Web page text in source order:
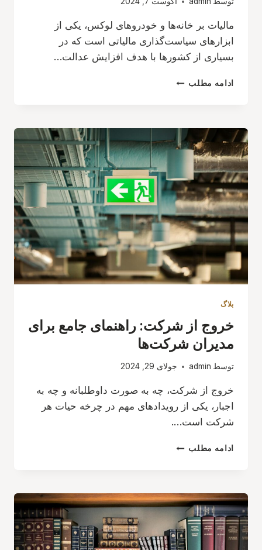
مالیات بر خانه‌ها و خودروهای لوکس، یکی از
ابزارهای سیاست‌گذاری مالیاتی است که در
بسیاری از کشورها با هدف افزایش عدالت…
ادامه مطلب مالیات
خودروهای
لوکس
بلاگ
خروج از شرکت: راهنمای جامع برای
مدیران شرکت‌ها
توسط admin جولای 29, 2024
خروج از شرکت، چه به صورت داوطلبانه و چه به
اجبار، یکی از رویدادهای مهم در چرخه حیات هر
شرکت است….
ادامه مطلب خروج
جامع
برای
مدیران
شرکت‌ها